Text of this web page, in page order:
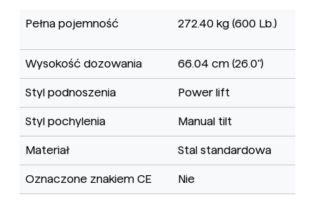
Pełna pojemność 272.40 kg (600 Lb.)
Wysokość dozowania 66.04 cm (26.0")
Styl podnoszenia Power lift
Styl pochylenia Manual tilt
Materiał Stal standardowa
Oznaczone znakiem CE Nie